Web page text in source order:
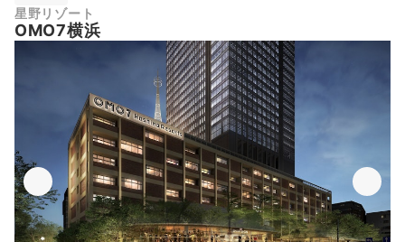
星野リゾート
OMO7横浜